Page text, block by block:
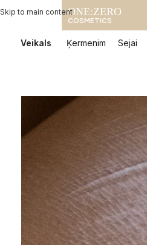
Skip to main contentONE:ZERO
COSMETICS
Veikals Ķermenim Sejai